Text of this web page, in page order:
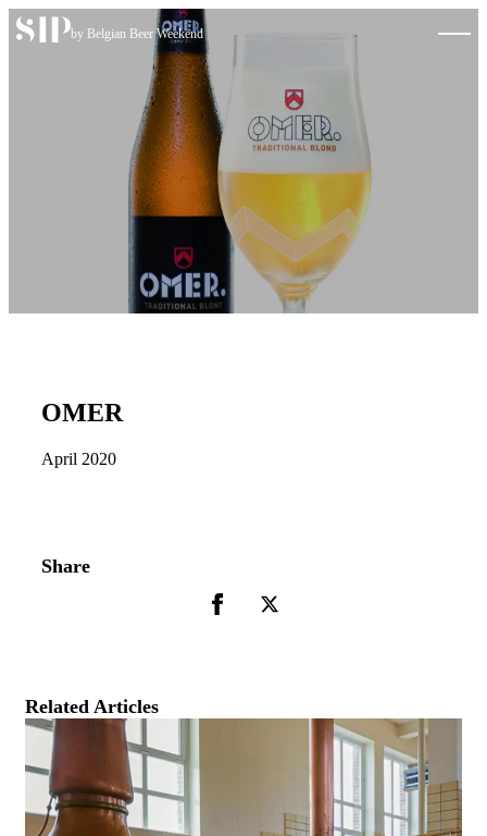
Skip to content
by Belgian Beer Weekend
OMER
April 2020
Share
Related Articles